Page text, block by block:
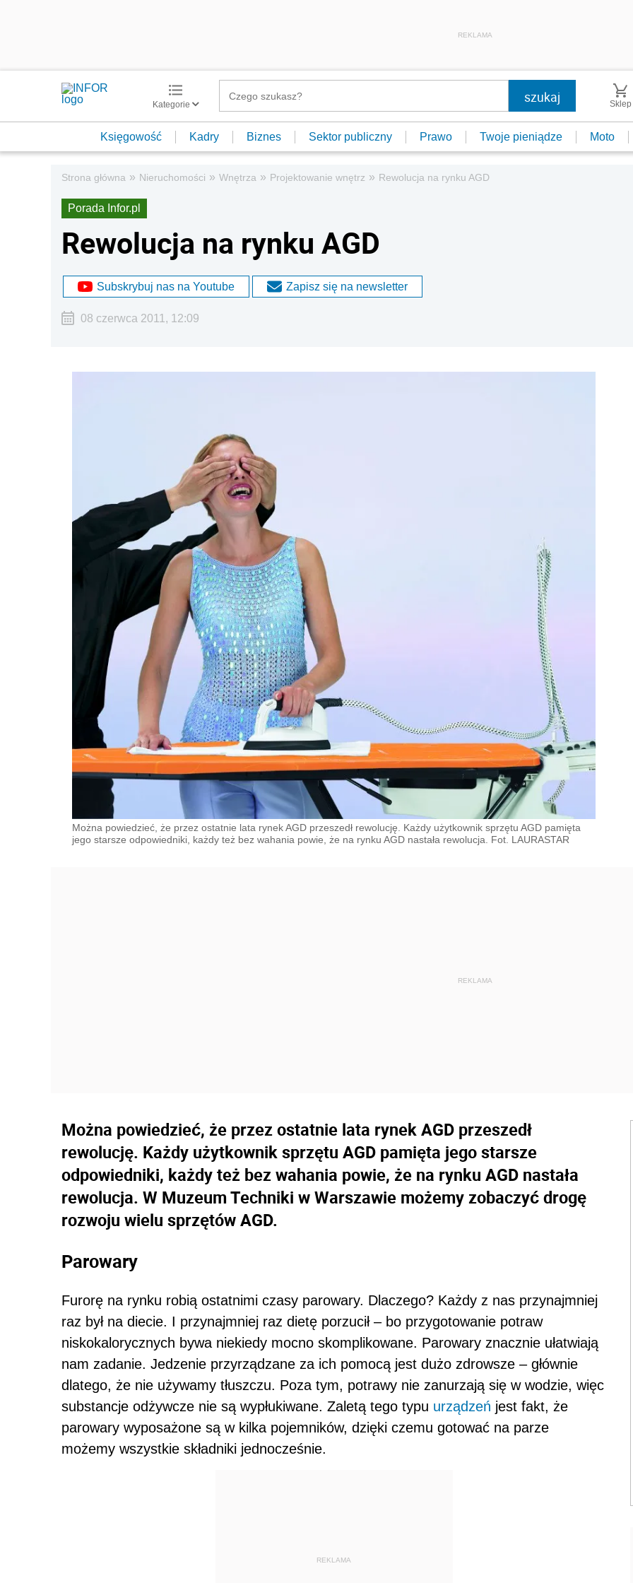
REKLAMA
Kategorie Sklep
Księgowość Kadry Biznes Sektor publiczny Prawo Twoje pieniądze Moto
Strona główna » Nieruchomości » Wnętrza » Projektowanie wnętrz » Rewolucja na rynku AGD
Porada Infor.pl
Rewolucja na rynku AGD
Subskrybuj nas na Youtube Zapisz się na newsletter
08 czerwca 2011, 12:09
Można powiedzieć, że przez ostatnie lata rynek AGD przeszedł rewolucję. Każdy użytkownik sprzętu AGD pamięta
jego starsze odpowiedniki, każdy też bez wahania powie, że na rynku AGD nastała rewolucja. Fot. LAURASTAR
Można powiedzieć, że przez ostatnie lata rynek AGD przeszedł
rewolucję. Każdy użytkownik sprzętu AGD pamięta jego starsze
odpowiedniki, każdy też bez wahania powie, że na rynku AGD nastała
rewolucja. W Muzeum Techniki w Warszawie możemy zobaczyć drogę
rozwoju wielu sprzętów AGD.
Parowary
Furorę na rynku robią ostatnimi czasy parowary. Dlaczego? Każdy z nas przynajmniej
raz był na diecie. I przynajmniej raz dietę porzucił – bo przygotowanie potraw
niskokalorycznych bywa niekiedy mocno skomplikowane. Parowary znacznie ułatwiają
nam zadanie. Jedzenie przyrządzane za ich pomocą jest dużo zdrowsze – głównie
dlatego, że nie używamy tłuszczu. Poza tym, potrawy nie zanurzają się w wodzie, więc
substancje odżywcze nie są wypłukiwane. Zaletą tego typu urządzeń jest fakt, że
parowary wyposażone są w kilka pojemników, dzięki czemu gotować na parze
możemy wszystkie składniki jednocześnie.
REKLAMA